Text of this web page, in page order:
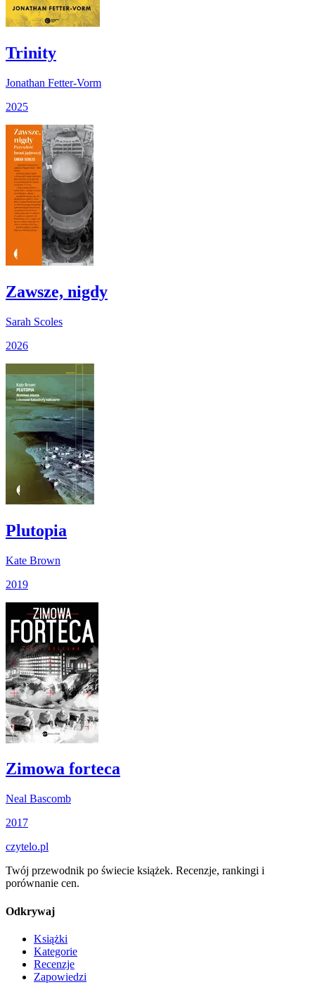
Trinity
Jonathan Fetter-Vorm
2025
Zawsze, nigdy
Sarah Scoles
2026
Plutopia
Kate Brown
2019
Zimowa forteca
Neal Bascomb
2017
czytelo.pl
Twój przewodnik po świecie książek. Recenzje, rankingi i
porównanie cen.
Odkrywaj
Książki
Kategorie
Recenzje
Zapowiedzi